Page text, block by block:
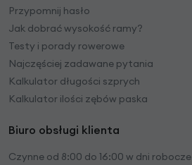
Przypomnij hasło
Jak dobrać wysokość ramy?
Testy i porady rowerowe
Najczęściej zadawane pytania
Kalkulator długości szprych
Kalkulator ilości zębów paska
Biuro obsługi klienta
Czynne od 8:00 do 16:00 w dni robocze